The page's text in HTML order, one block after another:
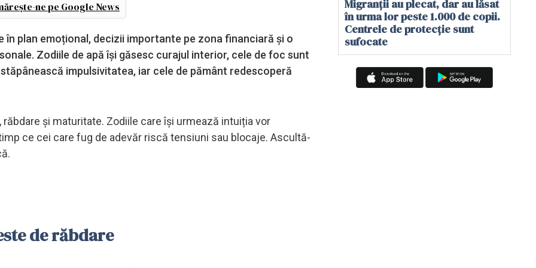
ne pe Google News
în plan emoțional, decizii importante pe zona financiară și o
Zodiile de apă își găsesc curajul interior, cele de foc sunt
impulsivitatea, iar cele de pământ redescoperă
și maturitate. Zodiile care își urmează intuiția vor
ce cei care fug de adevăr riscă tensiuni sau blocaje. Ascultă-
de răbdare
Migranții au plecat, dar au lăsat
în urma lor peste 1.000 de copii.
Centrele de protecție sunt
sufocate